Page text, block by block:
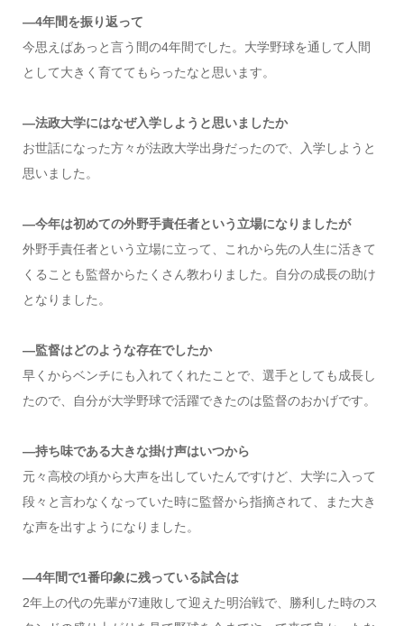
—4年間を振り返って
今思えばあっと言う間の4年間でした。大学野球を通して人間
として大きく育ててもらったなと思います。
—法政大学にはなぜ入学しようと思いましたか
お世話になった方々が法政大学出身だったので、入学しようと
思いました。
—今年は初めての外野手責任者という立場になりましたが
外野手責任者という立場に立って、これから先の人生に活きて
くることも監督からたくさん教わりました。自分の成長の助け
となりました。
—監督はどのような存在でしたか
早くからベンチにも入れてくれたことで、選手としても成長し
たので、自分が大学野球で活躍できたのは監督のおかげです。
—持ち味である大きな掛け声はいつから
元々高校の頃から大声を出していたんですけど、大学に入って
段々と言わなくなっていた時に監督から指摘されて、また大き
な声を出すようになりました。
—4年間で1番印象に残っている試合は
2年上の代の先輩が7連敗して迎えた明治戦で、勝利した時のス